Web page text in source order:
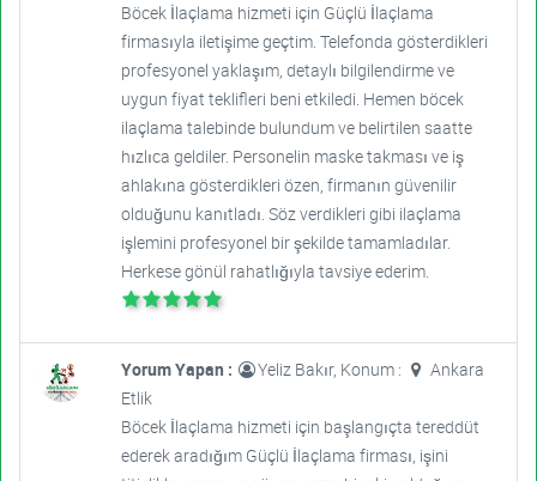
Böcek İlaçlama hizmeti için Güçlü İlaçlama
firmasıyla iletişime geçtim. Telefonda gösterdikleri
profesyonel yaklaşım, detaylı bilgilendirme ve
uygun fiyat teklifleri beni etkiledi. Hemen böcek
ilaçlama talebinde bulundum ve belirtilen saatte
hızlıca geldiler. Personelin maske takması ve iş
ahlakına gösterdikleri özen, firmanın güvenilir
olduğunu kanıtladı. Söz verdikleri gibi ilaçlama
işlemini profesyonel bir şekilde tamamladılar.
Herkese gönül rahatlığıyla tavsiye ederim.
Yorum Yapan : Yeliz Bakır, Konum :
Ankara
Etlik
Böcek İlaçlama hizmeti için başlangıçta tereddüt
ederek aradığım Güçlü İlaçlama firması, işini